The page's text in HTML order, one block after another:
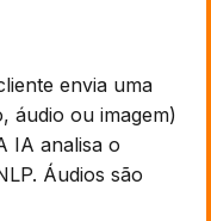
envia uma
áudio ou imagem)
IA analisa o
Áudios são